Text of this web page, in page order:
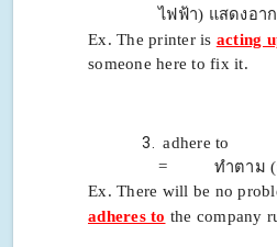
ไฟฟ้า) แสดงอา
Ex. The printer is acting
someone here to fix it.
= ทำตาม (ก
Ex. There will be no
adheres to the company